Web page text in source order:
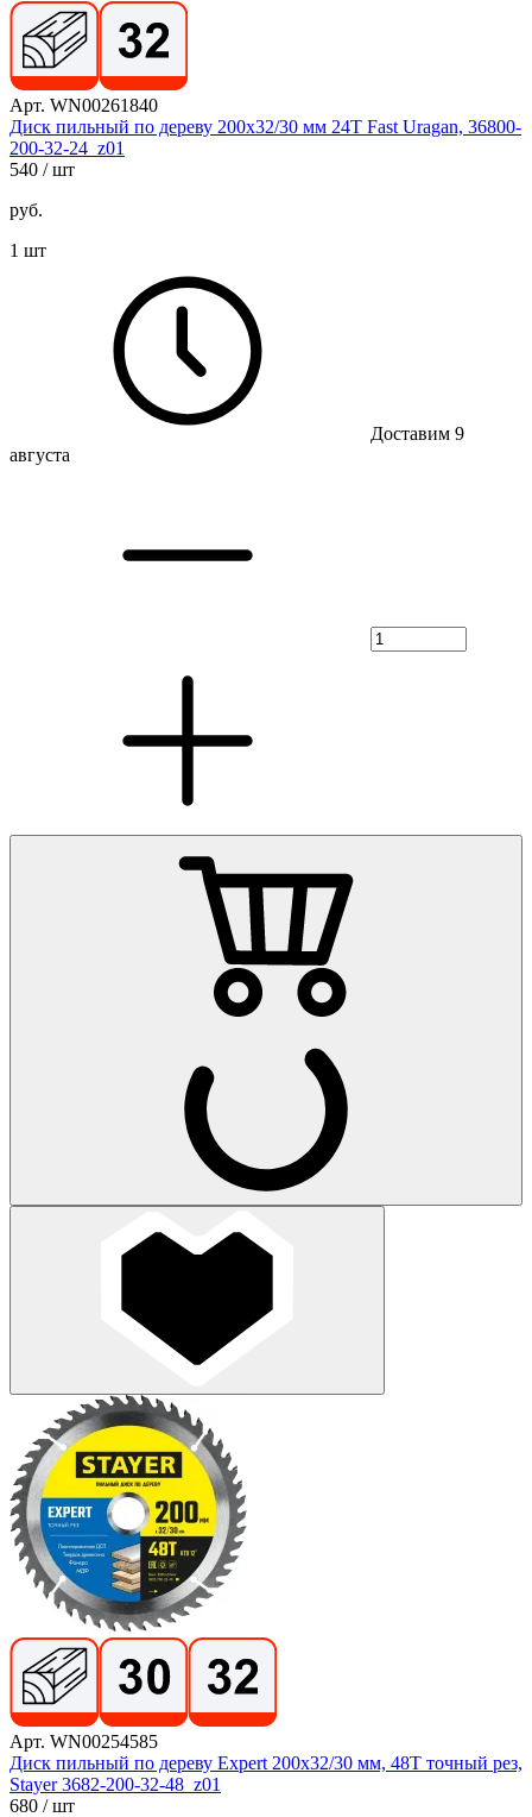
Арт. WN00261840
Диск пильный по дереву 200х32/30 мм 24Т Fast Uragan, 36800-
200-32-24_z01
540 / шт
руб.
1 шт
Доставим 9
августа
Арт. WN00254585
Диск пильный по дереву Expert 200x32/30 мм, 48Т точный рез,
Stayer 3682-200-32-48_z01
680 / шт